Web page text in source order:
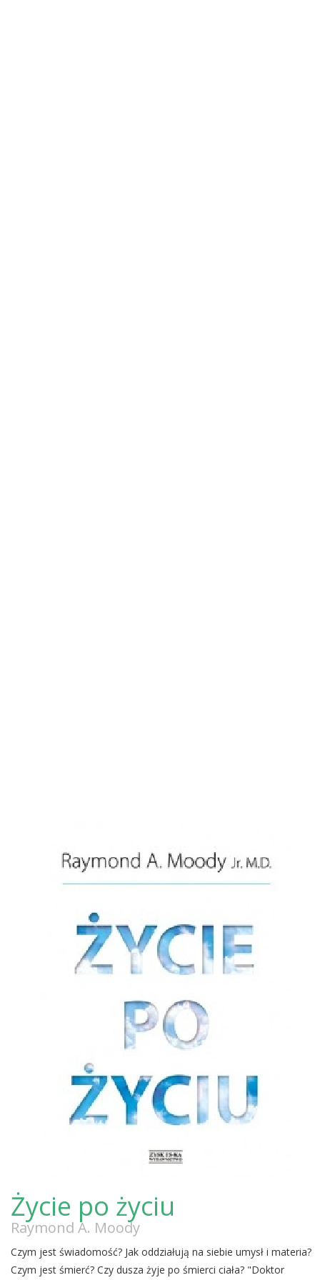
Życie po życiu
Raymond A. Moody
Czym jest świadomość? Jak oddziałują na siebie umysł i materia?
Czym jest śmierć? Czy dusza żyje po śmierci ciała? "Doktor